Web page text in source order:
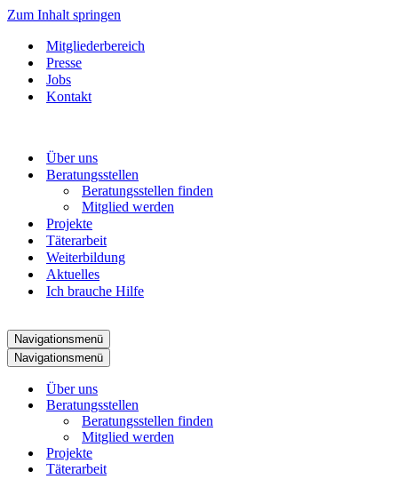
Zum Inhalt springen
Mitgliederbereich
Presse
Jobs
Kontakt
Über uns
Beratungsstellen
Beratungsstellen finden
Mitglied werden
Projekte
Täterarbeit
Weiterbildung
Aktuelles
Ich brauche Hilfe
Navigationsmenü
Navigationsmenü
Über uns
Beratungsstellen
Beratungsstellen finden
Mitglied werden
Projekte
Täterarbeit